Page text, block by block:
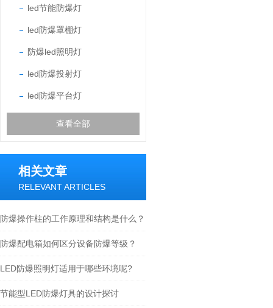
led节能防爆灯
led防爆罩棚灯
防爆led照明灯
led防爆投射灯
led防爆平台灯
查看全部
相关文章
RELEVANT ARTICLES
防爆操作柱的工作原理和结构是什么？
防爆配电箱如何区分设备防爆等级？
LED防爆照明灯适用于哪些环境呢?
节能型LED防爆灯具的设计探讨